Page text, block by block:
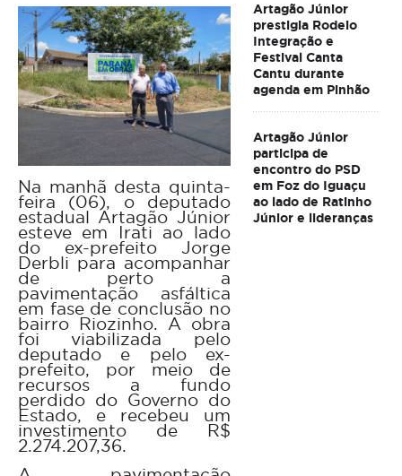
Na manhã desta quinta-
feira (06), o deputado
estadual Artagão Júnior
esteve em Irati ao lado
do ex-prefeito Jorge
Derbli para acompanhar
de perto a
pavimentação asfáltica
em fase de conclusão no
bairro Riozinho. A obra
foi viabilizada pelo
deputado e pelo ex-
prefeito, por meio de
recursos a fundo
perdido do Governo do
Estado, e recebeu um
investimento de R$
2.274.207,36.
Artagão Júnior
prestigia Rodeio
Integração e
Festival Canta
Cantu durante
agenda em Pinhão
Artagão Júnior
participa de
encontro do PSD
em Foz do Iguaçu
ao lado de Ratinho
Júnior e lideranças